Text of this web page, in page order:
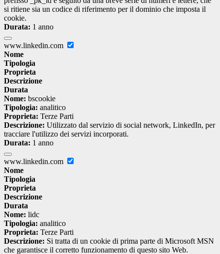
si ritiene sia un codice di riferimento per il dominio che imposta il
cookie.
Durata: 1 anno
www.linkedin.com
Nome
Tipologia
Proprieta
Descrizione
Durata
Nome: bscookie
Tipologia: analitico
Proprieta: Terze Parti
Descrizione: Utilizzato dal servizio di social network, LinkedIn, per
tracciare l'utilizzo dei servizi incorporati.
Durata: 1 anno
www.linkedin.com
Nome
Tipologia
Proprieta
Descrizione
Durata
Nome: lidc
Tipologia: analitico
Proprieta: Terze Parti
Descrizione: Si tratta di un cookie di prima parte di Microsoft MSN
che garantisce il corretto funzionamento di questo sito Web.